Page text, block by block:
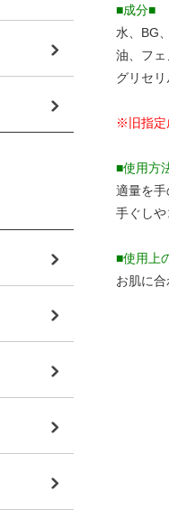
■成分■
水、BG
油、フ
グリセ
※旧指定
■使用方
適量を手
手ぐしや
■使用上
お肌に合